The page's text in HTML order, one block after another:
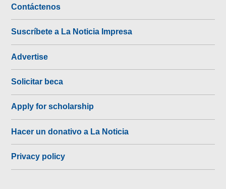
Contáctenos
Suscríbete a La Noticia Impresa
Advertise
Solicitar beca
Apply for scholarship
Hacer un donativo a La Noticia
Privacy policy